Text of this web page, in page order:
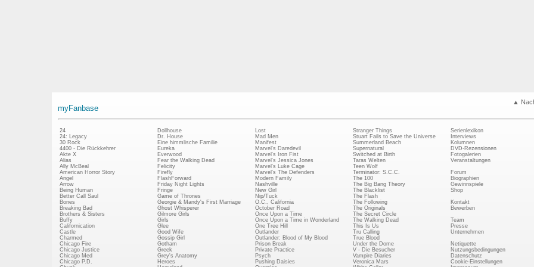
▲
myFanbase
24
24: Legacy
30 Rock
4400 - Die Rückkehrer
Akte X
Alias
Ally McBeal
American Horror Story
Angel
Arrow
Being Human
Better Call Saul
Bones
Breaking Bad
Brothers & Sisters
Buffy
Californication
Castle
Charmed
Chicago Fire
Chicago Justice
Chicago Med
Chicago P.D.
Dollhouse
Dr. House
Eine himmlische Familie
Eureka
Everwood
Fear the Walking Dead
Felicity
Firefly
FlashForward
Friday Night Lights
Fringe
Game of Thrones
Georgie & Mandy's First Marriage
Ghost Whisperer
Gilmore Girls
Girls
Glee
Good Wife
Gossip Girl
Gotham
Greek
Grey's Anatomy
Heroes
Lost
Mad Men
Manifest
Marvel's Daredevil
Marvel's Iron Fist
Marvel's Jessica Jones
Marvel's Luke Cage
Marvel's The Defenders
Modern Family
Nashville
New Girl
Nip/Tuck
O.C., California
October Road
Once Upon a Time
Once Upon a Time in Wonderland
One Tree Hill
Outlander
Outlander: Blood of My Blood
Prison Break
Private Practice
Psych
Pushing Daisies
Stranger Things
Stuart Fails to Save the Universe
Summerland Beach
Supernatural
Switched at Birth
Taras Welten
Teen Wolf
Terminator: S.C.C.
The 100
The Big Bang Theory
The Blacklist
The Flash
The Following
The Originals
The Secret Circle
The Walking Dead
This Is Us
Tru Calling
True Blood
Under the Dome
V - Die Besucher
Vampire Diaries
Veronica Mars
Serienlexikon
Interviews
Kolumnen
DVD-Rezensionen
Fotogalerien
Veranstaltungen
Forum
Biographien
Gewinnspiele
Shop
Kontakt
Bewerben
Team
Presse
Unternehmen
Netiquette
Nutzungsbedingungen
Datenschutz
Cookie-Einstellungen